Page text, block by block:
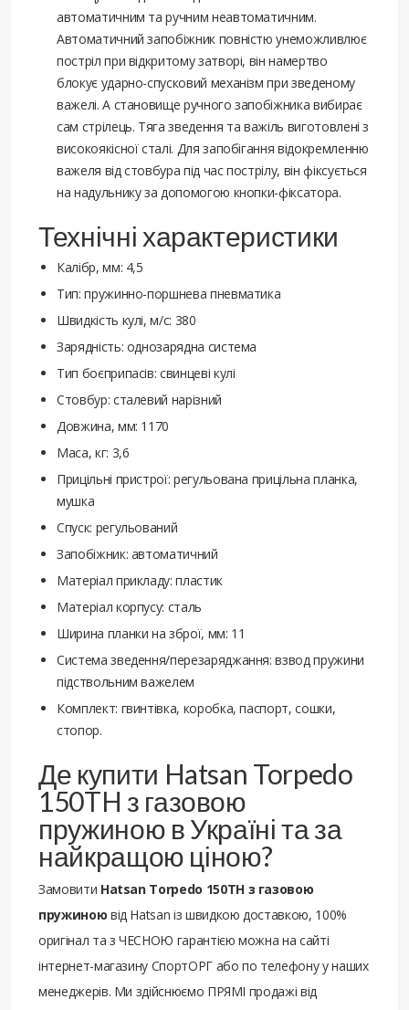
автоматичним та ручним неавтоматичним.
Автоматичний запобіжник повністю унеможливлює
постріл при відкритому затворі, він намертво
блокує ударно-спусковий механізм при зведеному
важелі. А становище ручного запобіжника вибирає
сам стрілець. Тяга зведення та важіль виготовлені з
високоякісної сталі. Для запобігання відокремленню
важеля від стовбура під час пострілу, він фіксується
на надульнику за допомогою кнопки-фіксатора.
Технічні характеристики
Калібр, мм: 4,5
Тип: пружинно-поршнева пневматика
Швидкість кулі, м/с: 380
Зарядність: однозарядна система
Тип боєприпасів: свинцеві кулі
Стовбур: сталевий нарізний
Довжина, мм: 1170
Маса, кг: 3,6
Прицільні пристрої: регульована прицільна планка,
мушка
Спуск: регульований
Запобіжник: автоматичний
Матеріал прикладу: пластик
Матеріал корпусу: сталь
Ширина планки на зброї, мм: 11
Система зведення/перезаряджання: взвод пружини
підствольним важелем
Комплект: гвинтівка, коробка, паспорт, сошки,
стопор.
Де купити Hatsan Torpedo
150TH з газовою
пружиною в Україні та за
найкращою ціною?
Замовити Hatsan Torpedo 150TH з газовою
пружиною від Hatsan із швидкою доставкою, 100%
оригінал та з ЧЕСНОЮ гарантією можна на сайті
інтернет-магазину СпортОРГ або по телефону у наших
менеджерів. Ми здійснюємо ПРЯМІ продажі від